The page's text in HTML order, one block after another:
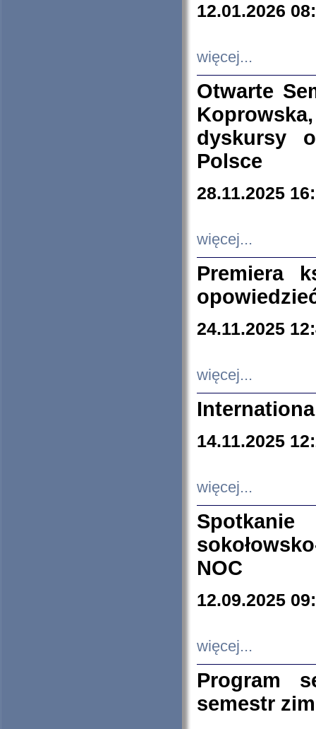
12.01.2026
więcej...
Otwarte
dyskursy
Polsce
28.11.2025
więcej...
Premiera
24.11.2025
więcej...
14.11.2025
więcej...
NOC
12.09.2025
więcej...
Program
semestr